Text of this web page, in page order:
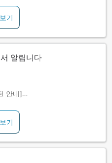
기
알립니다
안내]
으로 전기설비를 모두 사용할
0시～오전 4시
기